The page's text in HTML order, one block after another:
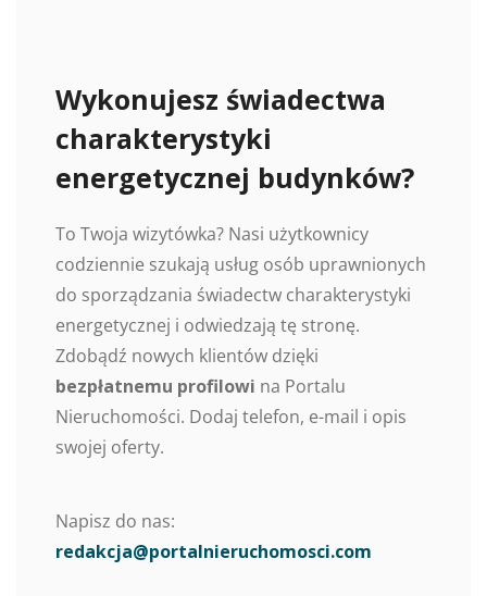
Wykonujesz świadectwa
charakterystyki
energetycznej budynków?
To Twoja wizytówka? Nasi użytkownicy
codziennie szukają usług osób uprawnionych
do sporządzania świadectw charakterystyki
energetycznej i odwiedzają tę stronę.
Zdobądź nowych klientów dzięki
bezpłatnemu profilowi na Portalu
Nieruchomości. Dodaj telefon, e-mail i opis
swojej oferty.
Napisz do nas:
redakcja@portalnieruchomosci.com